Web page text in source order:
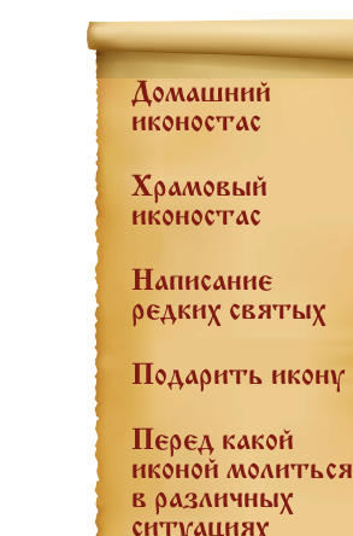
Домашний
иконостас
Храмовый
иконостас
Написание
редких святых
Подарить икону
Перед какой
иконой молиться
в различных
ситуациях